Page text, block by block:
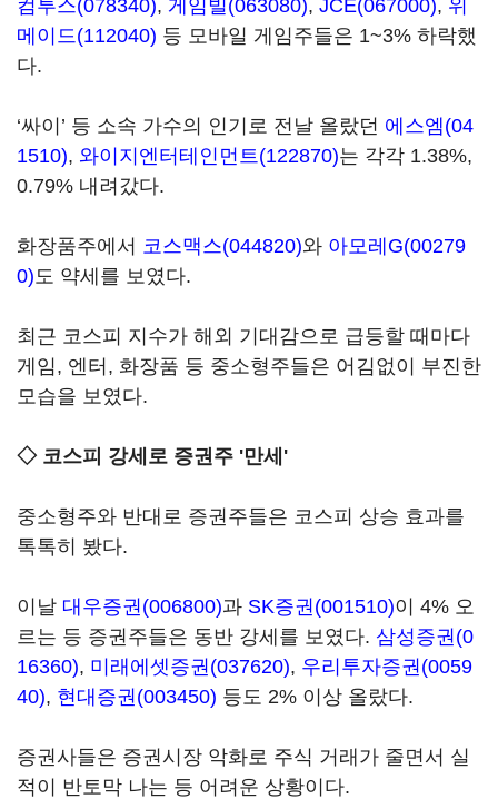
컴투스(078340), 게임빌(063080), JCE(067000), 위
메이드(112040) 등 모바일 게임주들은 1~3% 하락했
다.
‘싸이’ 등 소속 가수의 인기로 전날 올랐던 에스엠(04
1510), 와이지엔터테인먼트(122870)는 각각 1.38%,
0.79% 내려갔다.
화장품주에서 코스맥스(044820)와 아모레G(00279
0)도 약세를 보였다.
최근 코스피 지수가 해외 기대감으로 급등할 때마다
게임, 엔터, 화장품 등 중소형주들은 어김없이 부진한
모습을 보였다.
◇ 코스피 강세로 증권주 '만세'
중소형주와 반대로 증권주들은 코스피 상승 효과를
톡톡히 봤다.
이날 대우증권(006800)과 SK증권(001510)이 4% 오
르는 등 증권주들은 동반 강세를 보였다. 삼성증권(0
16360), 미래에셋증권(037620), 우리투자증권(0059
40), 현대증권(003450) 등도 2% 이상 올랐다.
증권사들은 증권시장 악화로 주식 거래가 줄면서 실
적이 반토막 나는 등 어려운 상황이다.